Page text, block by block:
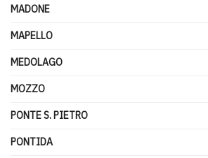
MADONE
MAPELLO
MEDOLAGO
MOZZO
PONTE S. PIETRO
PONTIDA